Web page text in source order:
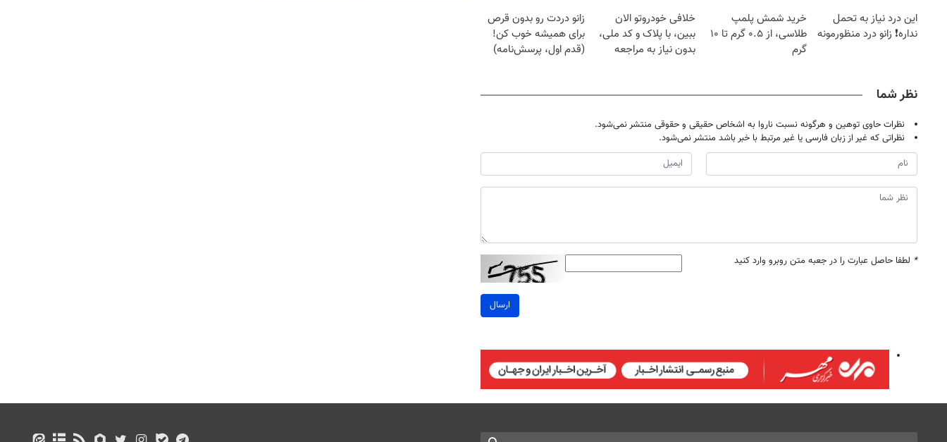
این درد نیاز به تحمل
نداره❗ زانو درد منظورمونه
خرید شمش پلمپ
طلاسی، از ۰.۵ گرم تا ۱۰
گرم
خلافی خودروتو الان
ببین، با پلاک و کد ملی،
بدون نیاز به مراجعه
زانو دردت رو بدون قرص
برای همیشه خوب کن!
(قدم اول، پرسش‌نامه)
نظر شما
نظرات حاوی توهین و هرگونه نسبت ناروا به اشخاص حقیقی و حقوقی منتشر نمی‌شود.
نظراتی که غیر از زبان فارسی یا غیر مرتبط با خبر باشد منتشر نمی‌شود.
* لطفا حاصل عبارت را در جعبه متن روبرو وارد کنید
ارسال